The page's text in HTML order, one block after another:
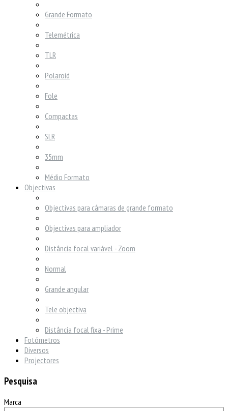
Grande Formato
Telemétrica
TLR
Polaroid
Fole
Compactas
SLR
35mm
Médio Formato
Objectivas
Objectivas para câmaras de grande formato
Objectivas para ampliador
Distância focal variável - Zoom
Normal
Grande angular
Tele objectiva
Distância focal fixa - Prime
Fotómetros
Diversos
Projectores
Pesquisa
Marca